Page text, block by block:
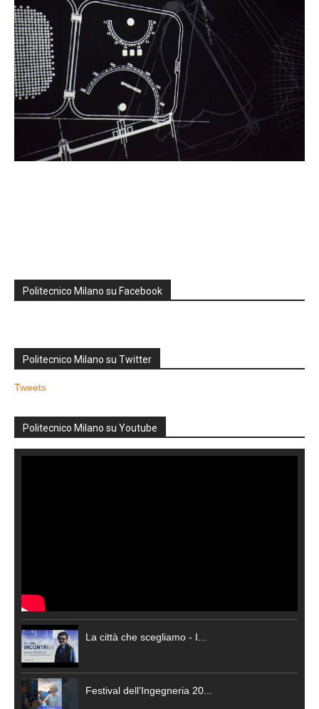
Politecnico Milano su Facebook
Politecnico Milano su Twitter
Tweets
Politecnico Milano su Youtube
La città che scegliamo - I...
Festival dell'Ingegneria 20...